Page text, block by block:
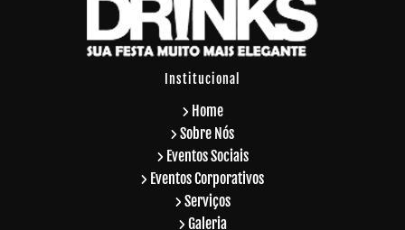
Institucional
Home
Sobre Nós
Eventos Sociais
Eventos Corporativos
Serviços
Galeria